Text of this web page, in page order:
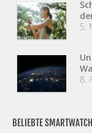
5.
8.
BELIEBTE